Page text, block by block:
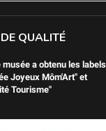
QUALITÉ
musée a obtenu les labels
Joyeux Môm'Art" et
Tourisme"